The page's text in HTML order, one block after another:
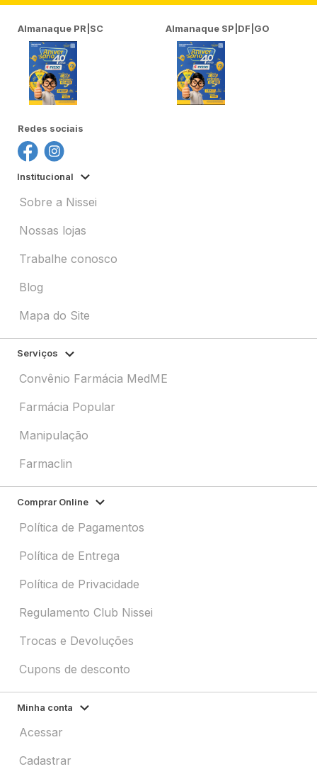
Almanaque PR|SC Almanaque SP|DF|GO
Redes sociais
Institucional
Sobre a Nissei
Nossas lojas
Trabalhe conosco
Blog
Mapa do Site
Serviços
Convênio Farmácia MedME
Farmácia Popular
Manipulação
Farmaclin
Comprar Online
Política de Pagamentos
Política de Entrega
Política de Privacidade
Regulamento Club Nissei
Trocas e Devoluções
Cupons de desconto
Minha conta
Acessar
Cadastrar